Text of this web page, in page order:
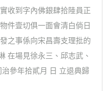
收到字內佛銀肆拾陸員正
件壹切俱一面會清白倘日
之事係向宋昌壽支理批的
在場見徐永三、邱志武、
參年拾貳月 日 立退典歸